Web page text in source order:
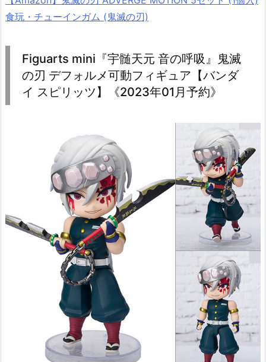
食玩・チューインガム (鬼滅の刃)
Figuarts mini『宇髄天元 音の呼吸』鬼滅
の刃 デフォルメ可動フィギュア【バンダ
イ スピリッツ】《2023年01月予約》